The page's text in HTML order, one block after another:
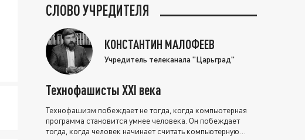
СЛОВО УЧРЕДИТЕЛЯ
КОНСТАНТИН МАЛОФЕЕВ
Учредитель телеканала "Царьград"
Технофашисты XXI века
Технофашизм побеждает не тогда, когда компьютерная
программа становится умнее человека. Он побеждает
тогда, когда человек начинает считать компьютерную